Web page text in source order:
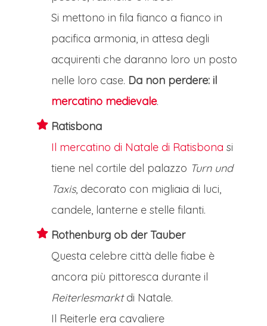
Si mettono in fila fianco a fianco in
pacifica armonia, in attesa degli
acquirenti che daranno loro un posto
nelle loro case. Da non perdere: il
mercatino medievale.
Ratisbona
Il mercatino di Natale di Ratisbona si
tiene nel cortile del palazzo Turn und
Taxis, decorato con migliaia di luci,
candele, lanterne e stelle filanti.
Rothenburg ob der Tauber
Questa celebre città delle fiabe è
ancora più pittoresca durante il
Reiterlesmarktdi Natale.
Il Reiterle era cavaliere